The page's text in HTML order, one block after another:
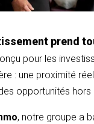
prend
pour les
: une proximité
opportunités hors
, notre groupe a